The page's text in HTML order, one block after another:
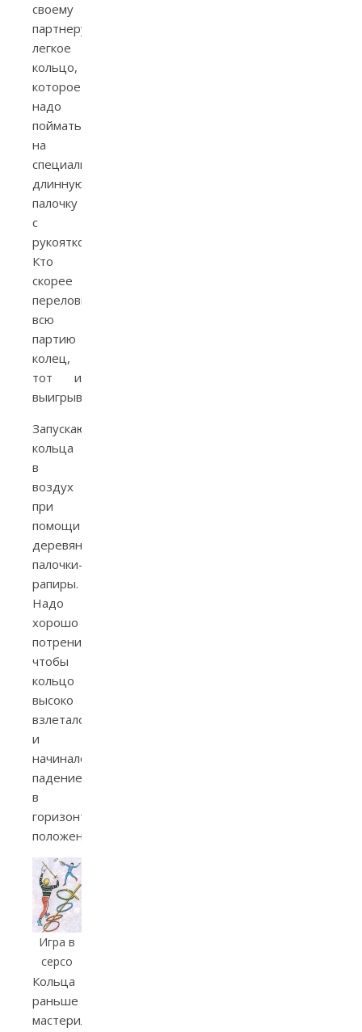
своему
партнеру
легкое
кольцо,
которое
надо
поймать
на
специальную
длинную
палочку
с
рукояткой.
Кто
скорее
переловит
всю
партию
колец,
тот и
выигрывает.
Запускают
кольца
в
воздух
при
помощи
деревянной
палочки-
рапиры.
Надо
хорошо
потренироваться,
чтобы
кольцо
высоко
взлетало
и
начинало
падение
в
горизонтальном
положении.
Игра в
серсо
Кольца
раньше
мастерили